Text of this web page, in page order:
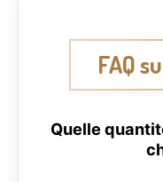
FAQ
Quelle